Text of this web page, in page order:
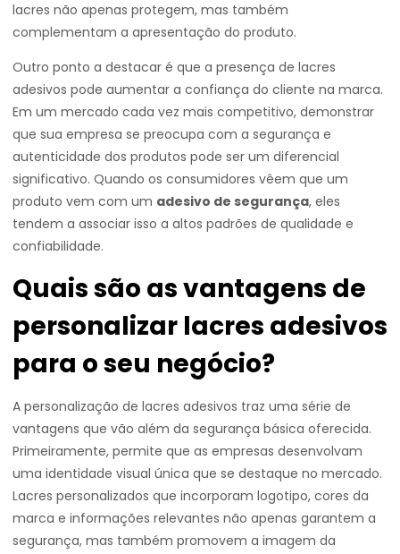
lacres não apenas protegem, mas também
complementam a apresentação do produto.
Outro ponto a destacar é que a presença de lacres
adesivos pode aumentar a confiança do cliente na marca.
Em um mercado cada vez mais competitivo, demonstrar
que sua empresa se preocupa com a segurança e
autenticidade dos produtos pode ser um diferencial
significativo. Quando os consumidores vêem que um
produto vem com um adesivo de segurança, eles
tendem a associar isso a altos padrões de qualidade e
confiabilidade.
Quais são as vantagens de
personalizar lacres adesivos
para o seu negócio?
A personalização de lacres adesivos traz uma série de
vantagens que vão além da segurança básica oferecida.
Primeiramente, permite que as empresas desenvolvam
uma identidade visual única que se destaque no mercado.
Lacres personalizados que incorporam logotipo, cores da
marca e informações relevantes não apenas garantem a
segurança, mas também promovem a imagem da